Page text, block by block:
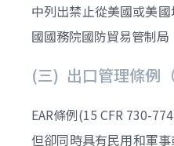
中列出禁止從美國或美
國國務院國防貿易管制
(三) 出口管理條例
EAR條例(15 CFR 730-
但卻同時具有民用和軍